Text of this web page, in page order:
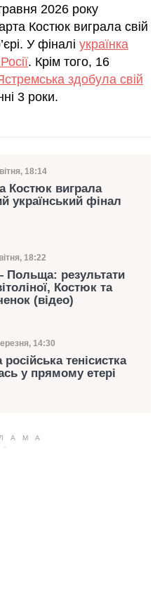
2026 року
Костюк виграла свій
У фіналі українка
. Крім того, 16
здобула свій
3 роки.
публікації
18:14
Костюк виграла
український фінал
публікації
18:22
Польща: результати
Костюк та
(відео)
публікації
14:30
тенісистка
у прямому етері